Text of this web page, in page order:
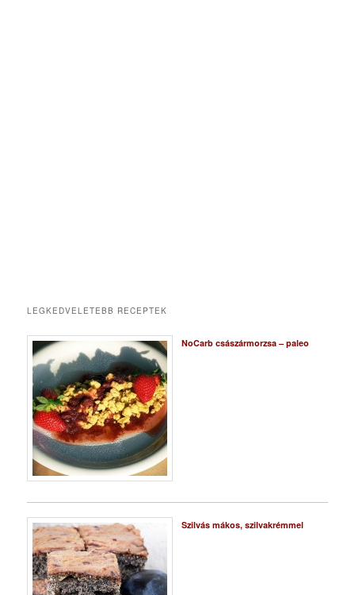
LEGKEDVELETEBB RECEPTEK
NoCarb császármorzsa – paleo
Szilvás mákos, szilvakrémmel